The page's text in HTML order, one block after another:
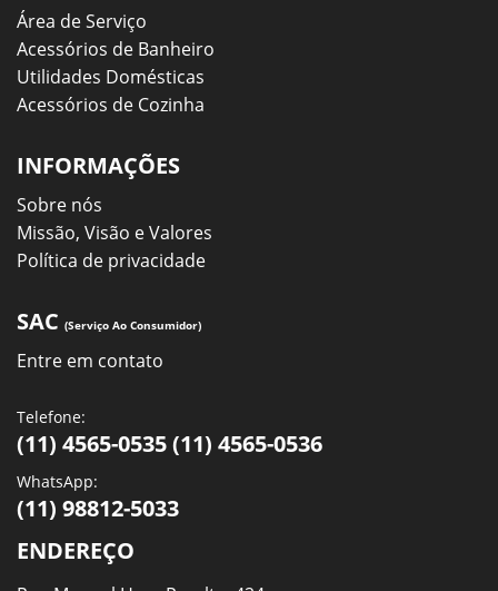
Área de Serviço
Acessórios de Banheiro
Utilidades Domésticas
Acessórios de Cozinha
INFORMAÇÕES
Sobre nós
Missão, Visão e Valores
Política de privacidade
SAC (Serviço Ao Consumidor)
Entre em contato
Telefone:
(11) 4565-0535 (11) 4565-0536
WhatsApp:
(11) 98812-5033
ENDEREÇO